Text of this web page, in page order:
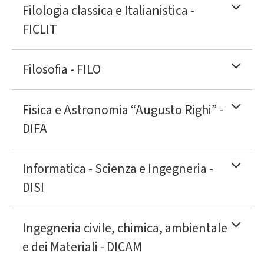
Filologia classica e Italianistica -
FICLIT
Filosofia - FILO
Fisica e Astronomia “Augusto Righi” -
DIFA
Informatica - Scienza e Ingegneria -
DISI
Ingegneria civile, chimica, ambientale
e dei Materiali - DICAM